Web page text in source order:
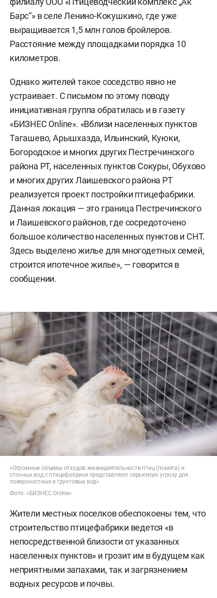
Барс“» в селе Ленино-Кокушкино, где уже
выращивается 1,5 млн голов бройлеров.
Расстояние между площадками порядка 10
километров.
Однако жителей такое соседство явно не
устраивает. С письмом по этому поводу
инициативная группа обратилась и в газету
«БИЗНЕС Online». «Вблизи населенных пунктов
Тагашево, Арышхазда, Ильинский, Куюки,
Богородское и многих других Пестречинского
района РТ, населенных пунктов Сокуры, Обухово
и многих других Лаишевского района РТ
реализуется проект постройки птицефабрики.
Данная локация — это граница Пестречинского
и Лаишевского районов, где сосредоточено
большое количество населенных пунктов и СНТ.
Здесь выделено жилье для многодетных семей,
строится ипотечное жилье», — говорится в
сообщении.
«Огромные объемы отходов жизнедеятельности птиц (помета) и
сточных вод с птицефабрики представляют серьезную угрозу для
поверхностных и грунтовых вод»
Фото: «БИЗНЕС Online»
Жители местных поселков обеспокоены тем, что
строительство птицефабрики ведется «в
непосредственной близости от указанных
населенных пунктов» и грозит им в будущем как
неприятными запахами, так и загрязнением
водных ресурсов и почвы.